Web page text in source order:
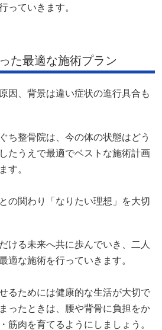
っていきます。
た最適な施術プラン
因、背景は違い症状の進行具合も
ち整骨院は、今の体の状態はどう
たうえで最適でベストな施術計画
す。
の関わり「なりたい理想」を大切
ける未来へ共に歩んでいき、二人
適な施術を行っていきます。
るためには健康的な生活が大切で
ったときは、腰や背骨に負担をか
筋肉を育てるようにしましょう。